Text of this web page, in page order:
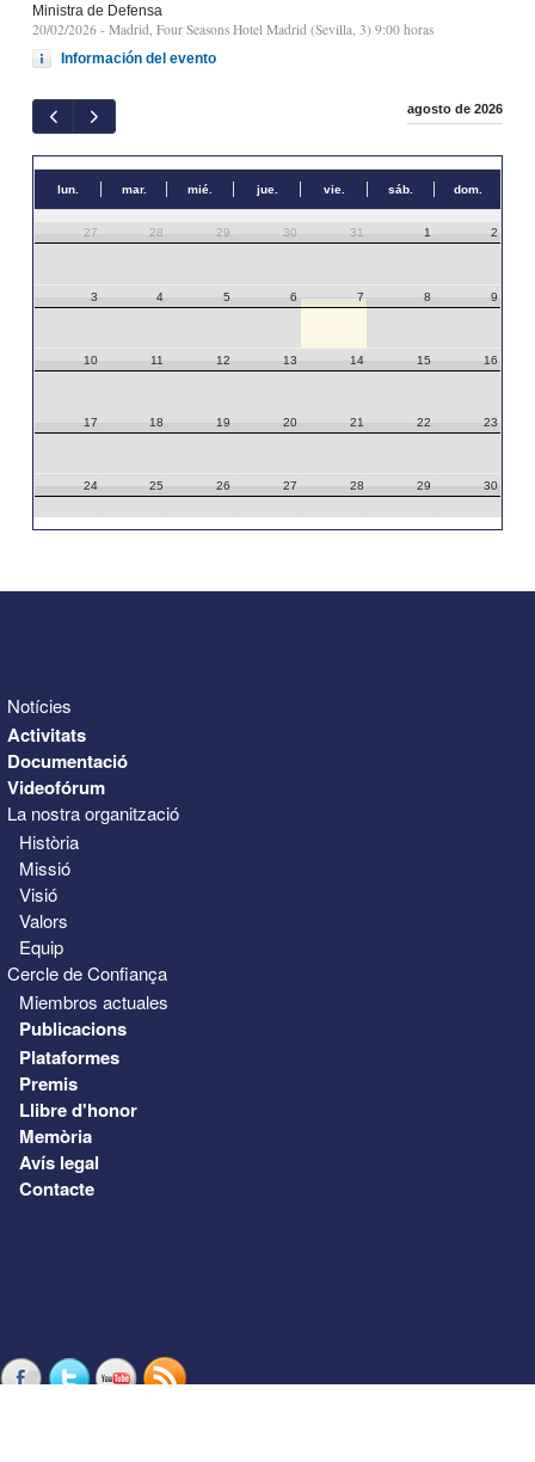
Ministra de Defensa
20/02/2026 - Madrid, Four Seasons Hotel Madrid (Sevilla, 3) 9:00 horas
Información del evento
agosto de 2026
lun. mar. mié. jue. vie. sáb. dom.
27 28 29 30 31 1 2
3 4 5 6 7 8 9
10 11 12 13 14 15 16
17 18 19 20 21 22 23
24 25 26 27 28 29 30
Notícies
Activitats
Documentació
Videofórum
La nostra organització
Història
Missió
Visió
Valors
Equip
Cercle de Confiança
Miembros actuales
Publicacions
Plataformes
Premis
Llibre d'honor
Memòria
Avís legal
Contacte